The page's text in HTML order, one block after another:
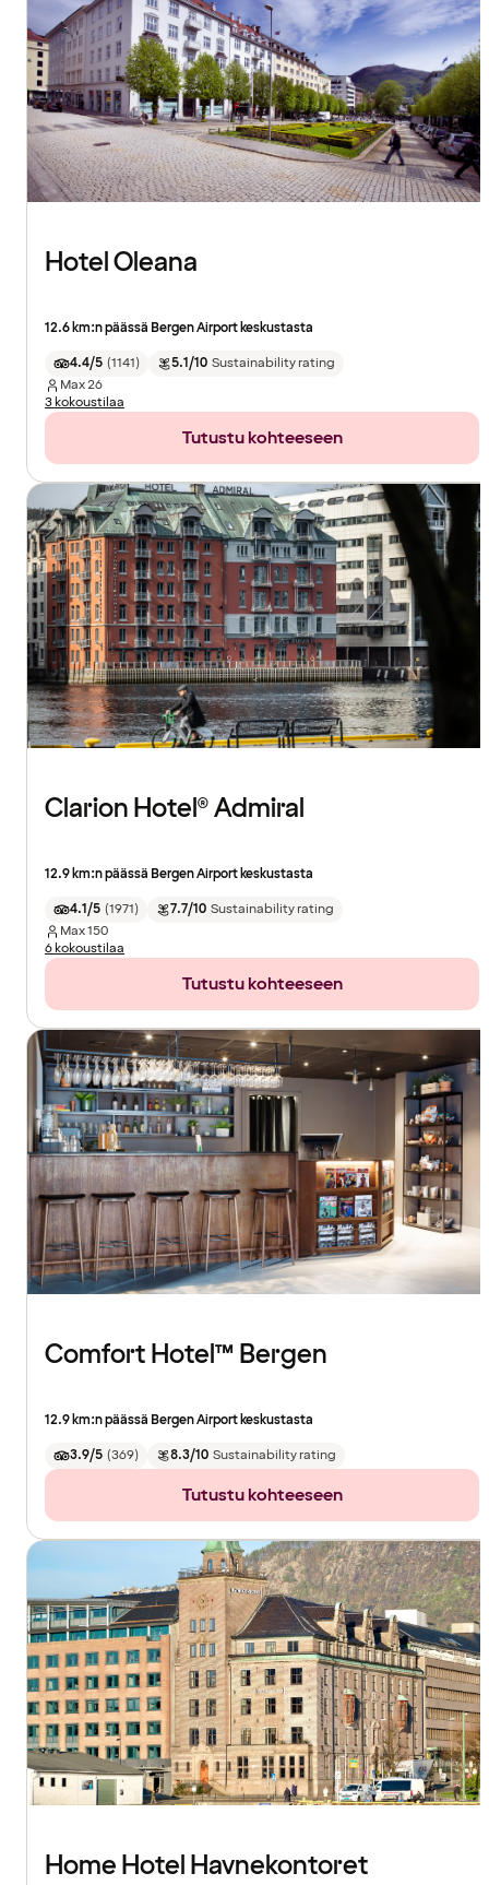
Hotel Oleana
12.6 km:n päässä Bergen Airport keskustasta
4.4/5 (1141) 5.1/10 Sustainability rating
Max26
3 kokoustilaa
Tutustu kohteeseen
Clarion Hotel® Admiral
12.9 km:n päässä Bergen Airport keskustasta
4.1/5 (1971) 7.7/10 Sustainability rating
Max150
6 kokoustilaa
Tutustu kohteeseen
Comfort Hotel™ Bergen
12.9 km:n päässä Bergen Airport keskustasta
3.9/5 (369) 8.3/10 Sustainability rating
Tutustu kohteeseen
Home Hotel Havnekontoret